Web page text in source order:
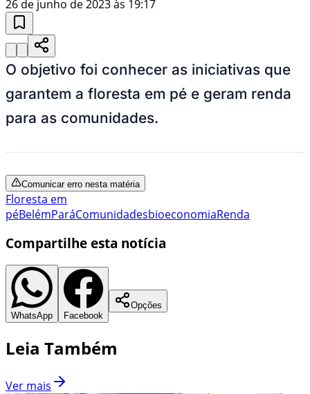
26 de junho de 2023 às 19:17
O objetivo foi conhecer as iniciativas que
garantem a floresta em pé e geram renda
para as comunidades.
Comunicar erro nesta matéria
Floresta em
péBelémParáComunidadesbioeconomiaRenda
Compartilhe esta notícia
WhatsApp Facebook
Opções
Leia Também
Ver mais